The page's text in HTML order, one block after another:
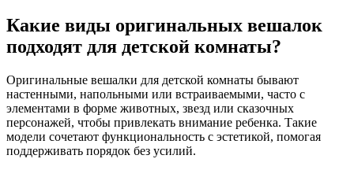
Какие виды оригинальных вешалок
подходят для детской комнаты?
Оригинальные вешалки для детской комнаты бывают
настенными, напольными или встраиваемыми, часто с
элементами в форме животных, звезд или сказочных
персонажей, чтобы привлекать внимание ребенка. Такие
модели сочетают функциональность с эстетикой, помогая
поддерживать порядок без усилий.